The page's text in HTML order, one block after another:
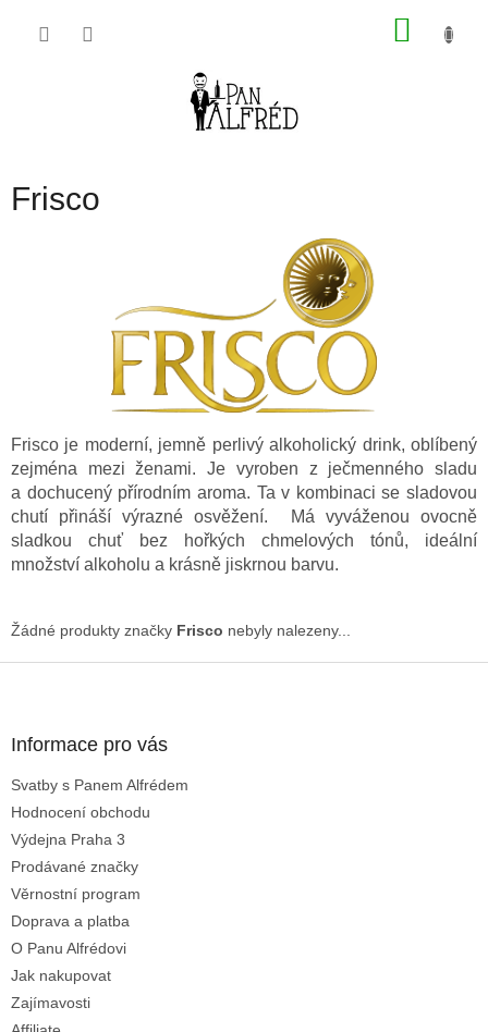
Frisco
Frisco je moderní, jemně perlivý alkoholický drink, oblíbený
zejména mezi ženami. Je vyroben z ječmenného sladu
a dochucený přírodním aroma. Ta v kombinaci se sladovou
chutí přináší výrazné osvěžení. Má vyváženou ovocně
sladkou chuť bez hořkých chmelových tónů, ideální
množství alkoholu a krásně jiskrnou barvu.
Žádné produkty značky Frisco nebyly nalezeny...
Informace pro vás
Svatby s Panem Alfrédem
Hodnocení obchodu
Výdejna Praha 3
Prodávané značky
Věrnostní program
Doprava a platba
O Panu Alfrédovi
Jak nakupovat
Zajímavosti